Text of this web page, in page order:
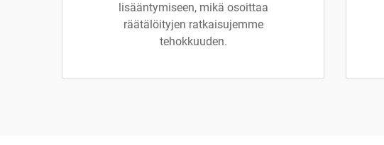
lisääntymiseen, mikä osoittaa
räätälöityjen ratkaisujemme
tehokkuuden.